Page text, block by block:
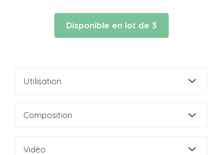
Disponible en lot de 3
Utilisation
Composition
Vidéo